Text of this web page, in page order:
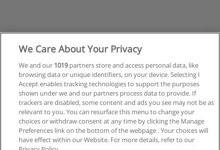
We Care About Your Privacy
We and our 1019partners store and access personal data, like
browsing data or unique identifiers, on your device. Selecting I
Accept enables tracking technologies to support the purposes
shown under we and our partners process data to provide. If
trackers are disabled, some content and ads you see may not be as
relevant to you. You can resurface this menu to change your
choices or withdraw consent at any time by clicking the Manage
Preferences link on the bottom of the webpage . Your choices will
have effect within our Website. For more details, refer to our